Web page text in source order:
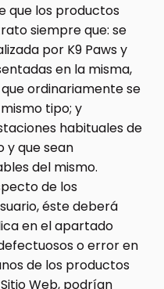
que los productos
siempre que: se
por K9 Paws y
en la misma,
ordinariamente se
tipo; y
habituales de
y que sean
del mismo.
de los
éste deberá
en el apartado
o error en
de los productos
Web, podrían